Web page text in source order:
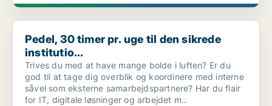
Pedel, 30 timer pr. uge til den sikrede institutio...
Pedel, 30 timer pr. uge til den sikrede
institutio...
Trives du med at have mange bolde i luften? Er du
god til at tage dig overblik og koordinere med interne
såvel som eksterne samarbejdspartnere? Har du flair
for IT, digitale løsninger og arbejdet m..